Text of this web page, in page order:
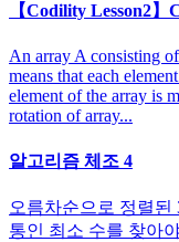
【Codility Lesson2】
An array A consisting
means that each
element of the array is
rotation of array...
알고리즘 체조 4
오름차순으로 정렬된
통인 최소 수를 찾아